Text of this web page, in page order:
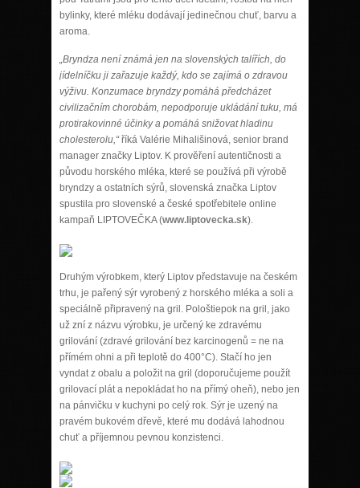
bylinky, které mléku dodávají jedinečnou chuť, barvu a
aroma.
„Bryndza není známá jen na slovenských talířích, do
jídelníčku ji zařazuje každý, kdo se zajímá o zdravou
výživu. Konzumace bryndzy pomáhá předcházet
civilizačním chorobám, nepodporuje ukládání tuku, má
protirakovinné účinky a pomáhá snižovat hladinu
cholesterolu,“říká Valérie Mihališinová, senior brand
manager značky Liptov. K prověření autentičnosti a
původu horského mléka, které se používá při výrobě
bryndzy a ostatních sýrů, slovenská značka Liptov
spustila pro slovenské a české spotřebitele online
kampaň LIPTOVEČKA (www.liptovecka.sk).
Druhým výrobkem, který Liptov představuje na českém
trhu, je pařený sýr vyrobený z horského mléka a soli a
speciálně připravený na gril. Pološtiepok na gril, jako
už zní z názvu výrobku, je určený ke zdravému
grilování (zdravé grilování bez karcinogenů = ne na
přímém ohni a při teplotě do 400°C). Stačí ho jen
vyndat z obalu a položit na gril (doporučujeme použít
grilovací plát a nepokládat ho na přímý oheň), nebo jen
na pánvičku v kuchyni po celý rok. Sýr je uzený na
pravém bukovém dřevě, které mu dodává lahodnou
chuť a příjemnou pevnou konzistenci.